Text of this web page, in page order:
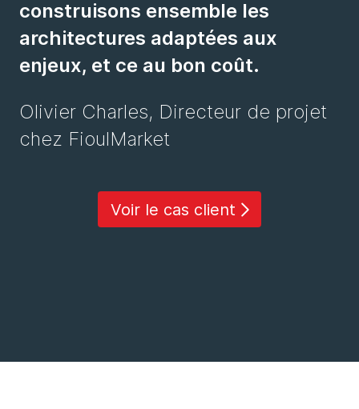
construisons ensemble les
architectures adaptées aux
enjeux, et ce au bon coût.
Olivier Charles, Directeur de projet
chez FioulMarket
Voir le cas client